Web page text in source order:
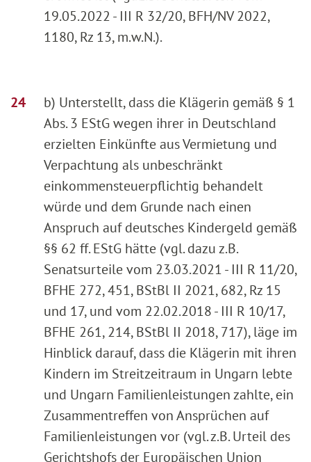
19.05.2022 - III R 32/20, BFH/NV 2022,
1180, Rz 13, m.w.N.).
b) Unterstellt, dass die Klägerin gemäß § 1
Abs. 3 EStG wegen ihrer in Deutschland
erzielten Einkünfte aus Vermietung und
Verpachtung als unbeschränkt
einkommensteuerpflichtig behandelt
würde und dem Grunde nach einen
Anspruch auf deutsches Kindergeld gemäß
§§ 62 ff. EStG hätte (vgl. dazu z.B.
Senatsurteile vom 23.03.2021 - III R 11/20,
BFHE 272, 451, BStBl II 2021, 682, Rz 15
und 17, und vom 22.02.2018 - III R 10/17,
BFHE 261, 214, BStBl II 2018, 717), läge im
Hinblick darauf, dass die Klägerin mit ihren
Kindern im Streitzeitraum in Ungarn lebte
und Ungarn Familienleistungen zahlte, ein
Zusammentreffen von Ansprüchen auf
Familienleistungen vor (vgl. z.B. Urteil des
Gerichtshofs der Europäischen Union